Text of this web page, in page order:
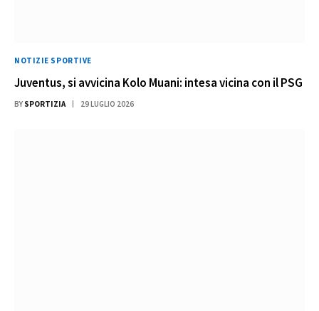
NOTIZIE SPORTIVE
Juventus, si avvicina Kolo Muani: intesa vicina con il PSG
BY SPORTIZIA 29 LUGLIO 2026